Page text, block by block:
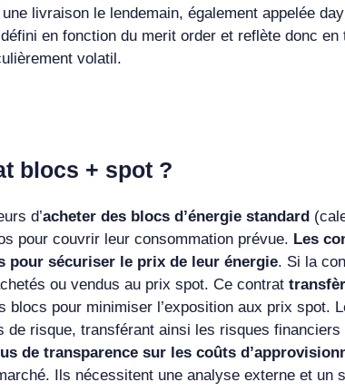
livraison le lendemain, également appelée
en fonction du merit order et reflète donc
volatil.
blocs + spot ?
d’acheter des blocs d’énergie standard
pour couvrir leur consommation prévue. Les
pour sécuriser le prix de leur énergie. Si la
ou vendus au prix spot. Ce contrat
blocs pour minimiser l’exposition aux prix spot.
risque, transférant ainsi les risques financiers
de transparence sur les coûts
Ils nécessitent une analyse externe et un